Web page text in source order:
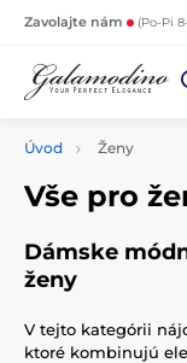
Zavolajte nám (Po-Pi
Úvod Ženy
Vše pro
Dámske
ženy
V tejto kategórii
ktoré kombinujú